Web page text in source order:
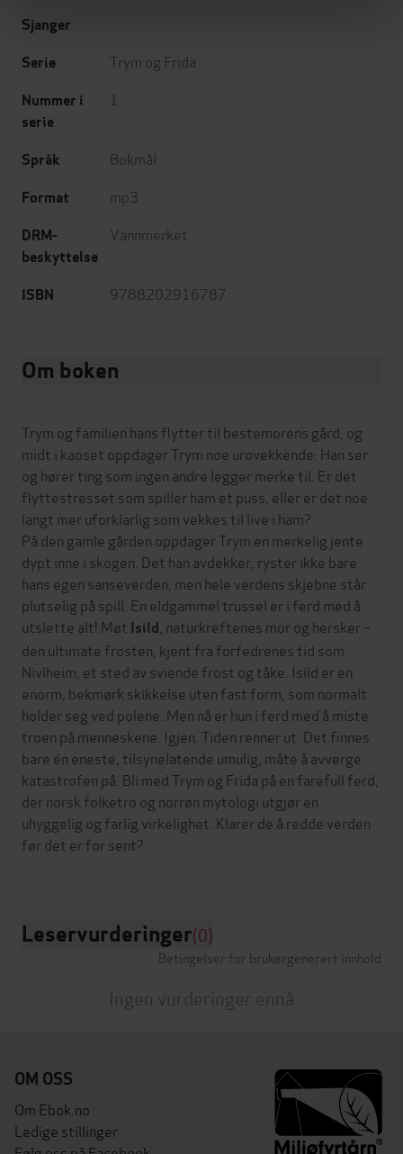
Sjanger
Serie
Trym og Frida
Nummer i
serie
1
Språk Bokmål
Format mp3
DRM-
beskyttelse
Vannmerket
ISBN 9788202916787
Om boken
Trym og familien hans flytter til bestemorens gård, og
midt i kaoset oppdager Trym noe urovekkende: Han ser
og hører ting som ingen andre legger merke til. Er det
flyttestresset som spiller ham et puss, eller er det noe
langt mer uforklarlig som vekkes til live i ham?
På den gamle gården oppdager Trym en merkelig jente
dypt inne i skogen. Det han avdekker, ryster ikke bare
hans egen sanseverden, men hele verdens skjebne står
plutselig på spill. En eldgammel trussel er i ferd med å
utslette alt! Møt Isild , naturkreftenes mor og hersker –
den ultimate frosten, kjent fra forfedrenes tid som
Nivlheim, et sted av sviende frost og tåke. Isild er en
enorm, bekmørk skikkelse uten fast form, som normalt
holder seg ved polene. Men nå er hun i ferd med å miste
troen på menneskene. Igjen. Tiden renner ut. Det finnes
bare én eneste, tilsynelatende umulig, måte å avverge
katastrofen på. Bli med Trym og Frida på en farefull ferd,
der norsk folketro og norrøn mytologi utgjør en
uhyggelig og farlig virkelighet. Klarer de å redde verden
før det er for sent?
Leservurderinger(0)
Betingelser for brukergenerert innhold
Ingen vurderinger ennå
OM OSS
Om Ebok.no
Ledige stillinger